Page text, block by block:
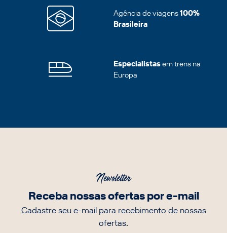
Agência de viagens100%
Brasileira
Especialistasem trens na
Europa
Newsletter
Receba nossas ofertas por e-mail
Cadastre seu e-mail para recebimento de nossas
ofertas.